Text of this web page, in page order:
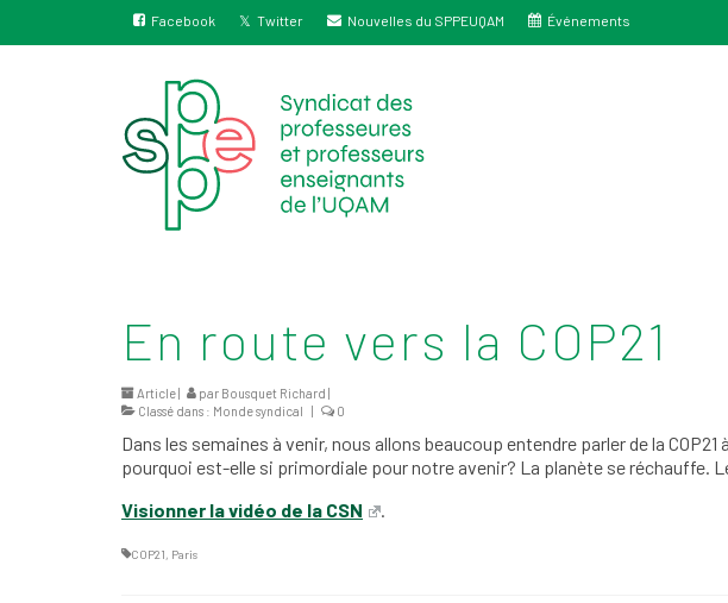
Facebook Twitter Nouvelles du SPPEUQAM Événements
En route vers la COP21
Article | par Bousquet Richard |
Classé dans : Monde syndical | 0
Dans les semaines à venir, nous allons beaucoup entendre parler de la
pourquoi est-elle si primordiale pour notre avenir? La planète se réchauffe.
Visionner la vidéo de la CSN
.
COP21, Paris